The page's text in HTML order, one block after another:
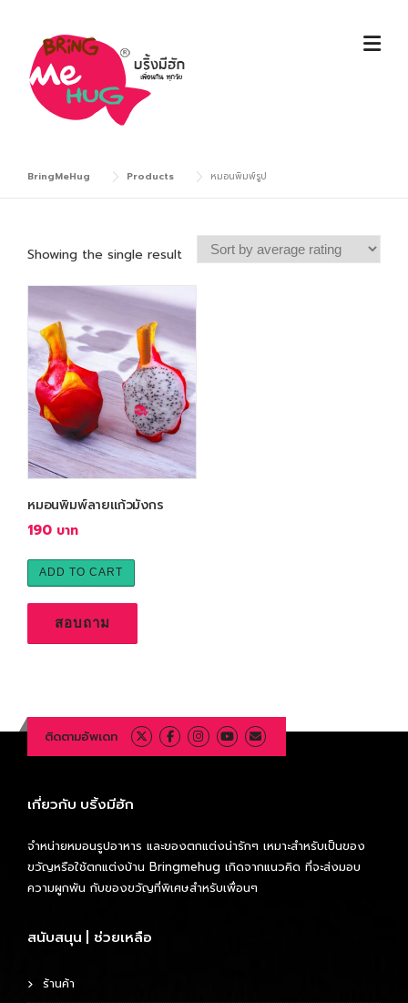
content
BringMeHug Products หมอนพิมพ์รูป
Showing the single result
หมอนพิมพ์ลายแก้วมังกร
190
ADD TO CART
สอบถาม
ติดตามอัพเดท
เกี่ยวกับ บริ้งมีฮัก
จำหน่ายหมอนรูปอาหาร และของตกแต่งน่ารักๆ เหมาะสำหรับเป็นของ
ขวัญหรือใช้ตกแต่งบ้าน Bringmehug เกิดจากแนวคิด ที่จะส่งมอบ
ความผูกพัน กับของขวัญที่พิเศษสำหรับเพื่อนๆ
สนับสนุน | ช่วยเหลือ
ร้านค้า